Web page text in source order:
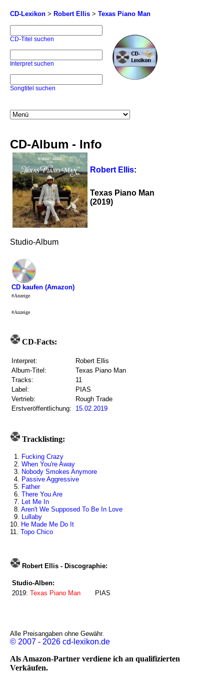
CD-Lexikon > Robert Ellis > Texas Piano Man
CD-Titel suchen
Interpret suchen
Songtitel suchen
CD-Album - Info
Robert Ellis:
Texas Piano Man
(2019)
Studio-Album
CD kaufen (Amazon)
#Anzeige
#Anzeige
CD-Facts:
Interpret:
Robert Ellis
Album-Titel:
Texas Piano Man
Tracks:
11
Label:
PIAS
Vertrieb:
Rough Trade
Erstveröffentlichung:
15.02.2019
Tracklisting:
1. Fucking Crazy
2. When You're Away
3. Nobody Smokes Anymore
4. Passive Aggressive
5. Father
6. There You Are
7. Let Me In
8. Aren't We Supposed To Be In Love
9. Lullaby
10. He Made Me Do It
11. Topo Chico
Robert Ellis - Discographie:
Studio-Alben:
2019: Texas Piano Man PIAS
Alle Preisangaben ohne Gewähr.
© 2007 - 2026 cd-lexikon.de
Als Amazon-Partner verdiene ich an qualifizierten
Verkäufen.